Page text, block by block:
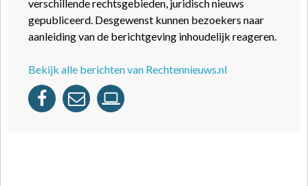
verschillende rechtsgebieden, juridisch nieuws
gepubliceerd. Desgewenst kunnen bezoekers naar
aanleiding van de berichtgeving inhoudelijk reageren.
Bekijk alle berichten van Rechtennieuws.nl